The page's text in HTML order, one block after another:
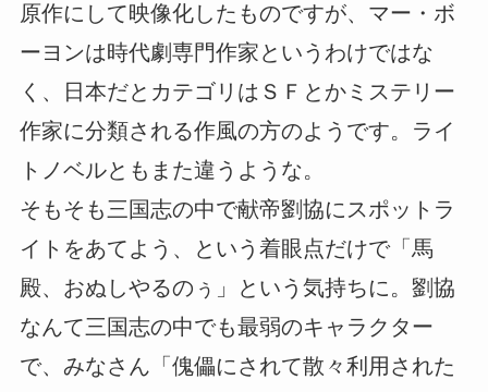
原作にして映像化したものですが、マー・ボ
ーヨンは時代劇専門作家というわけではな
く、日本だとカテゴリはＳＦとかミステリー
作家に分類される作風の方のようです。ライ
トノベルともまた違うような。
そもそも三国志の中で献帝劉協にスポットラ
イトをあてよう、という着眼点だけで「馬
殿、おぬしやるのぅ」という気持ちに。劉協
なんて三国志の中でも最弱のキャラクター
で、みなさん「傀儡にされて散々利用された